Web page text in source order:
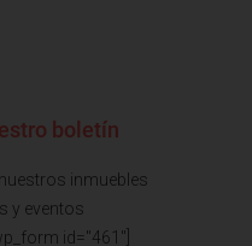
boletín
inmuebles
y eventos
id="461"]